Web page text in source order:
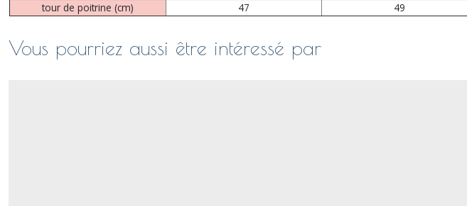
tour de poitrine (cm)
47 49
Vous pourriez aussi être intéressé par